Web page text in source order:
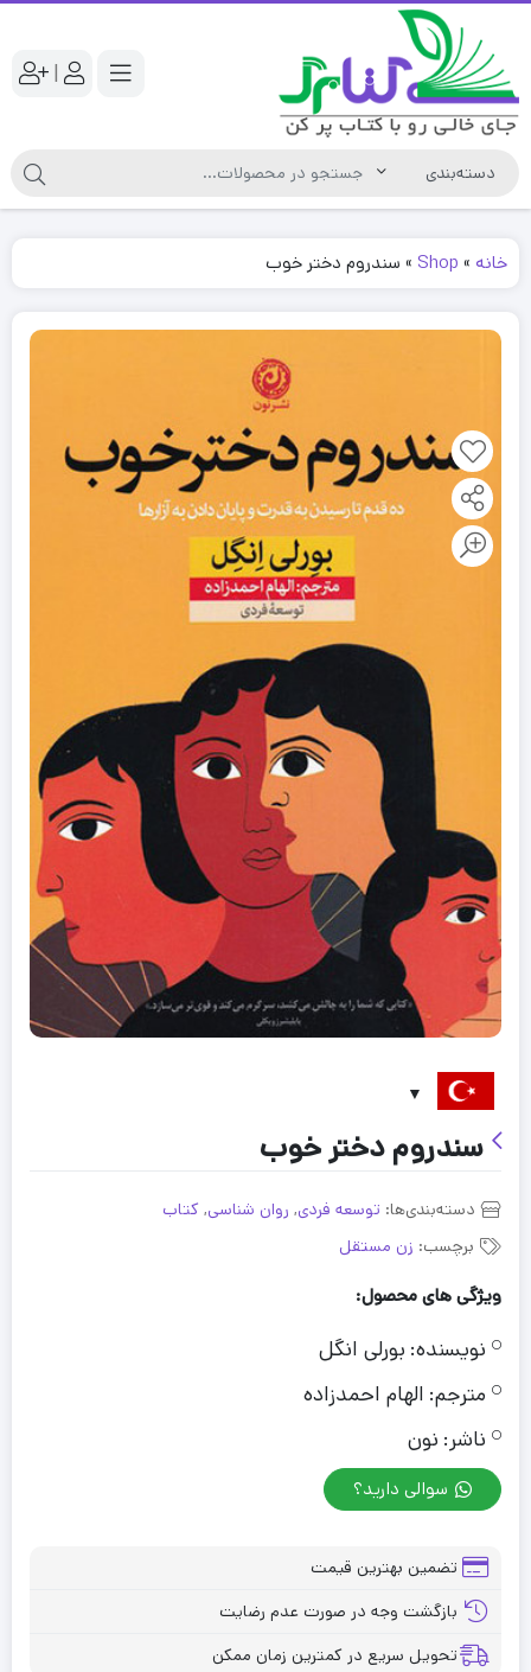
|
خانه »
Shop
» سندروم دختر خوب
سندروم دختر خوب
دسته‌بندی‌ها: توسعه فردی, روان شناسی, کتاب
برچسب: زن مستقل
ویژگی های محصول:
نویسنده: بورلی انگل
مترجم: الهام احمدزاده
ناشر: نون
سوالی دارید؟
تضمین بهترین قیمت
بازگشت وجه در صورت عدم رضایت
تحویل سریع در کمترین زمان ممکن